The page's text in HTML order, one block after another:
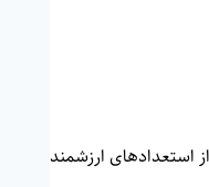
استعدادهای ارزشمند